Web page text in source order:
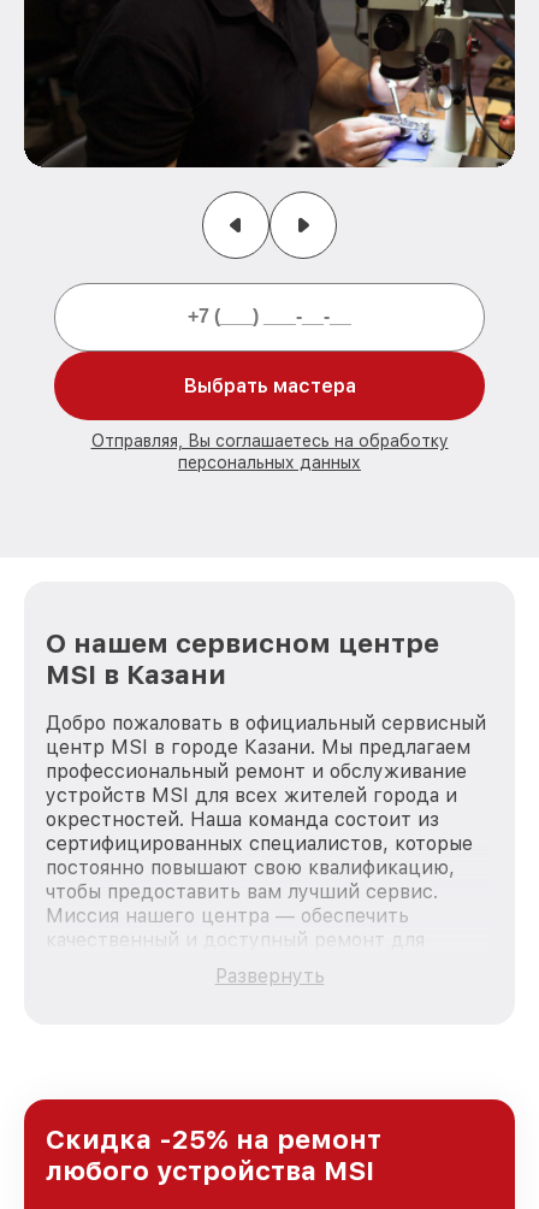
Выбрать мастера
Отправляя, Вы соглашаетесь на обработку
персональных данных
О нашем сервисном центре
MSI в Казани
Добро пожаловать в официальный сервисный
центр MSI в городе Казани. Мы предлагаем
профессиональный ремонт и обслуживание
устройств MSI для всех жителей города и
окрестностей. Наша команда состоит из
сертифицированных специалистов, которые
постоянно повышают свою квалификацию,
чтобы предоставить вам лучший сервис.
Миссия нашего центра — обеспечить
качественный и доступный ремонт для
каждого пользователя продукции MSI, вне
зависимости от сложности поломки. Мы
и лояльности наших клиентов.
Развернуть
Скидка -25% на ремонт
любого устройства MSI